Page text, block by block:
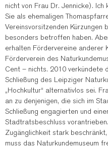
nicht von Frau Dr. Jennicke).
Sie als ehemaligen
Vereinsvorsitzenden Kürzungen
besonders betroffen haben.
erhalten Fördervereine anderer
Förderverein des
Cent – nichts. 2010 verkündete
Schließung des Leipziger
„Hochkultur“ alternativlos sei.
an zu denjenigen, die sich im
Schließung engagierten und
Stadtratsbeschluss
Zugänglichkeit stark
muss das Naturkundemuseum